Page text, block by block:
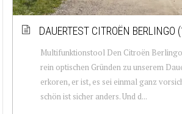
DAUERTEST CITROËN BERLINGO
Multifunktionstool Den Citroën
rein optischen Gründen zu unserem
erkoren, er ist, es sei einmal ganz
schön ist sicher anders. Und d...